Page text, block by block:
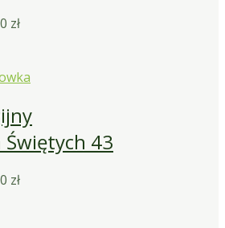
zł
43
zł